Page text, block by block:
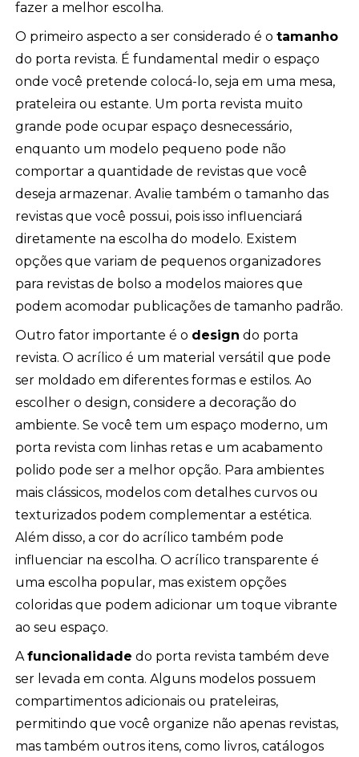
fazer a melhor escolha.
O primeiro aspecto a ser considerado é otamanho
do porta revista. É fundamental medir o espaço
onde você pretende colocá-lo, seja em uma mesa,
prateleira ou estante. Um porta revista muito
grande pode ocupar espaço desnecessário,
enquanto um modelo pequeno pode não
comportar a quantidade de revistas que você
deseja armazenar. Avalie também o tamanho das
revistas que você possui, pois isso influenciará
diretamente na escolha do modelo. Existem
opções que variam de pequenos organizadores
para revistas de bolso a modelos maiores que
podem acomodar publicações de tamanho padrão.
Outro fator importante é o design do porta
revista. O acrílico é um material versátil que pode
ser moldado em diferentes formas e estilos. Ao
escolher o design, considere a decoração do
ambiente. Se você tem um espaço moderno, um
porta revista com linhas retas e um acabamento
polido pode ser a melhor opção. Para ambientes
mais clássicos, modelos com detalhes curvos ou
texturizados podem complementar a estética.
Além disso, a cor do acrílico também pode
influenciar na escolha. O acrílico transparente é
uma escolha popular, mas existem opções
coloridas que podem adicionar um toque vibrante
ao seu espaço.
Afuncionalidade do porta revista também deve
ser levada em conta. Alguns modelos possuem
compartimentos adicionais ou prateleiras,
permitindo que você organize não apenas revistas,
mas também outros itens, como livros, catálogos